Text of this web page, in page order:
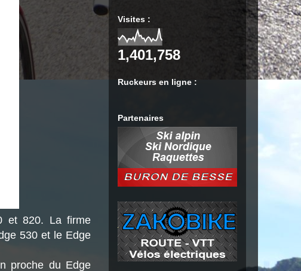
et 820. La firme
530 et le Edge
proche du Edge
Visites :
1,401,758
Ruckeurs en ligne :
Partenaires